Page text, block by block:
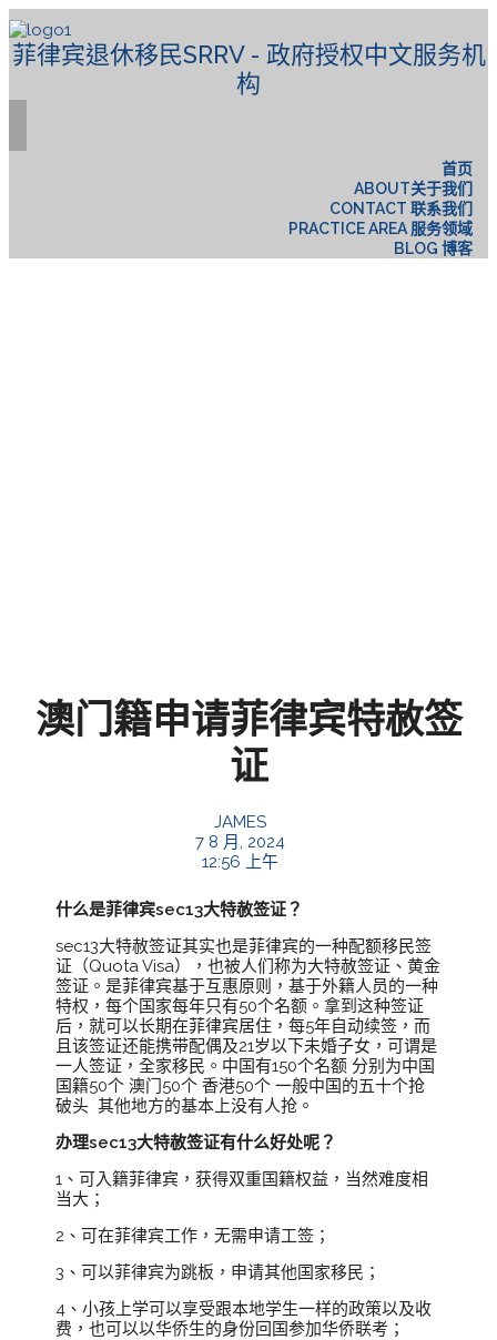
菲律宾退休移民SRRV - 政府授权中文服务机
构
首页
ABOUT关于我们
CONTACT 联系我们
PRACTICE AREA 服务领域
BLOG 博客
澳门籍申请菲律宾特赦签
证
JAMES
7 8 月, 2024
12:56 上午
什么是菲律宾sec13大特赦签证？
sec13大特赦签证其实也是菲律宾的一种配额移民签
证（Quota Visa），也被人们称为大特赦签证、黄金
签证。是菲律宾基于互惠原则，基于外籍人员的一种
特权，每个国家每年只有50个名额。拿到这种签证
后，就可以长期在菲律宾居住，每5年自动续签，而
且该签证还能携带配偶及21岁以下未婚子女，可谓是
一人签证，全家移民。中国有150个名额 分别为中国
国籍50个 澳门50个 香港50个 一般中国的五十个抢
破头 其他地方的基本上没有人抢。
办理sec13大特赦签证有什么好处呢？
1、可入籍菲律宾，获得双重国籍权益，当然难度相
当大；
2、可在菲律宾工作，无需申请工签；
3、可以菲律宾为跳板，申请其他国家移民；
4、小孩上学可以享受跟本地学生一样的政策以及收
费，也可以以华侨生的身份回国参加华侨联考；